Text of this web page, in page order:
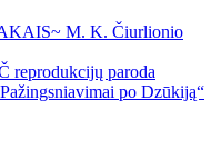
M. K. Čiurlionio
reprodukcijų paroda
po Dzūkiją“